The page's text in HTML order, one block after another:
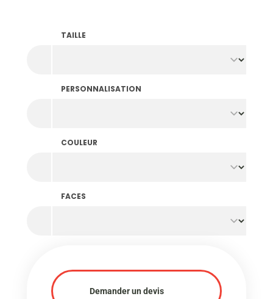
TAILLE
PERSONNALISATION
COULEUR
FACES
Demander un devis